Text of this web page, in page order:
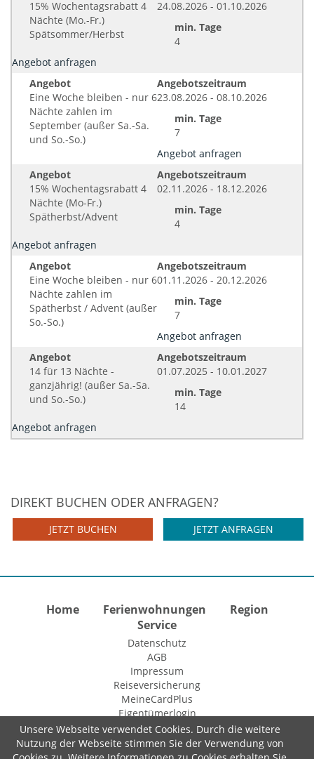
15% Wochentagsrabatt 4
Nächte (Mo.-Fr.)
Spätsommer/Herbst
24.08.2026 - 01.10.2026
min. Tage
4
Angebot anfragen
Angebot
Eine Woche bleiben - nur 6
Nächte zahlen im
September (außer Sa.-Sa.
und So.-So.)
Angebotszeitraum
23.08.2026 - 08.10.2026
min. Tage
7
Angebot anfragen
Angebot
15% Wochentagsrabatt 4
Nächte (Mo-Fr.)
Spätherbst/Advent
Angebotszeitraum
02.11.2026 - 18.12.2026
min. Tage
4
Angebot anfragen
Angebot
Eine Woche bleiben - nur 6
Nächte zahlen im
Spätherbst / Advent (außer
So.-So.)
Angebotszeitraum
01.11.2026 - 20.12.2026
min. Tage
7
Angebot anfragen
Angebot
14 für 13 Nächte -
ganzjährig! (außer Sa.-Sa.
und So.-So.)
Angebotszeitraum
01.07.2025 - 10.01.2027
min. Tage
14
Angebot anfragen
DIREKT BUCHEN ODER ANFRAGEN?
JETZT ANFRAGEN
JETZT BUCHEN
Home Ferienwohnungen
Region
Service
Datenschutz
AGB
Impressum
Reiseversicherung
MeineCardPlus
Eigentümerlogin
Unsere Webseite verwendet Cookies. Durch die weitere
Nutzung der Webseite stimmen Sie der Verwendung von